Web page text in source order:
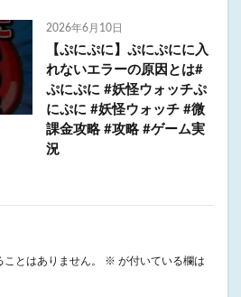
2026年6月10日
【ぷにぷに】ぷにぷにに入
れないエラーの原因とは#
ぷにぷに #妖怪ウォッチぷ
にぷに #妖怪ウォッチ #微
課金攻略 #攻略 #ゲーム実
況
とはありません。 ※ が付いている欄は